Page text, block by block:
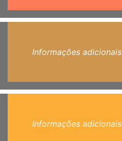
Informações adicionais
Informações adicionais